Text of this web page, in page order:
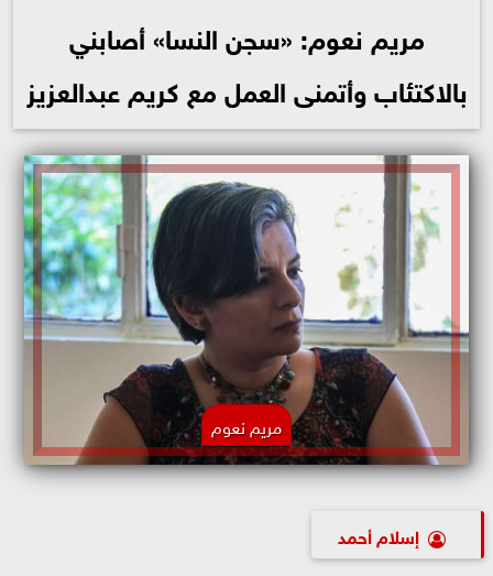
مريم نعوم: «سجن النسا» أصابني
بالاكتئاب وأتمنى العمل مع كريم عبدالعزيز
مريم نعوم
إسلام أحمد